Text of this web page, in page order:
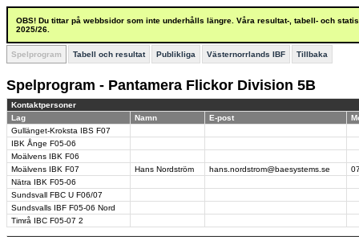
OBS! Du tittar på webbsidor som inte underhålls längre. Våra resultat-, tabell- och
2025/26.
Spelprogram Tabell och resultat Publikliga Västernorrlands IBF Tillbaka
Spelprogram - Pantamera Flickor Division 5B
Kontaktpersoner
Lag
Namn E-post
Gullänget-Kroksta IBS F07
IBK Ånge F05-06
Moälvens IBK F06
Moälvens IBK F07
Hans Nordström hans.nordstrom@baesystems.se
Nätra IBK F05-06
Sundsvall FBC U F06/07
Sundsvalls IBF F05-06 Nord
Timrå IBC F05-07 2